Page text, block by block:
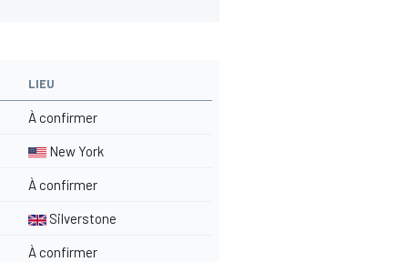
LIEU
À confirmer
New York
À confirmer
Silverstone
À confirmer